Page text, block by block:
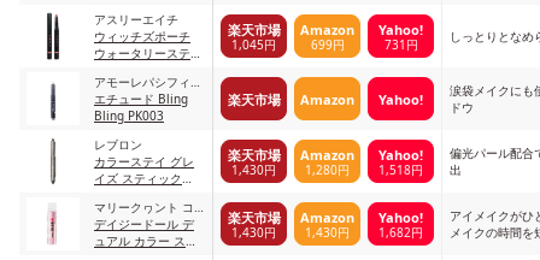
ウン
アスリーエイチ
ウィッチズポーチ
ウォータリースティ
02 ピンクコーラル
楽天市場
1,045円
Amazon
699円
Yahoo!
731円 しっとりとなめ
アモーレパシフィッ
ク
エチュード Bling
Bling PK003
楽天市場 Amazon Yahoo!
涙袋メイクにも
ドウ
レブロン
カラーステイ グレ
イズ スティック
楽天市場
1,430円
Amazon
1,280円
Yahoo!
1,518円
偏光パール配合
出
マリークヮント コ
スメチックス
デイジードール デ
ュアル カラー ステ
楽天市場
1,430円
Amazon
1,430円
Yahoo!
1,682円
アイメイクがひ
メイクの時間を